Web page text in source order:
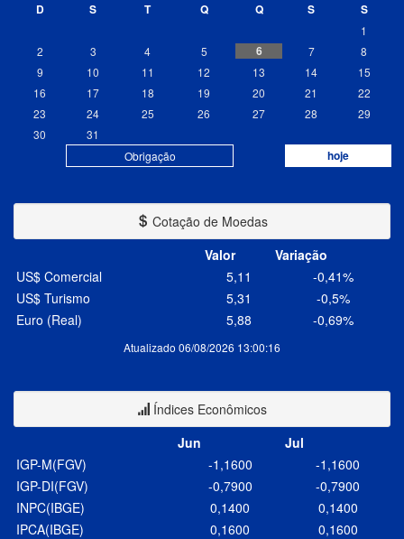
D
S T Q Q S S
Obrigação hoje
1
2
3 4 5 6 7
8
9
10 11 12 13 14
15
16
17 18 19 20 21
22
23
24 25 26 27 28
29
30
31
Cotação de Moedas
Valor
Variação
Atualizado 06/08/2026 13:00:16
US$ Comercial 5,11
-0,41%
US$ Turismo
5,31
-0,5%
Euro (Real)
5,88 -0,69%
Índices Econômicos
Jun
Jul
IGP-M(FGV)
-1,1600
-1,1600
IGP-DI(FGV)
-0,7900
-0,7900
INPC(IBGE)
0,1400
0,1400
IPCA(IBGE)
0,1600
0,1600